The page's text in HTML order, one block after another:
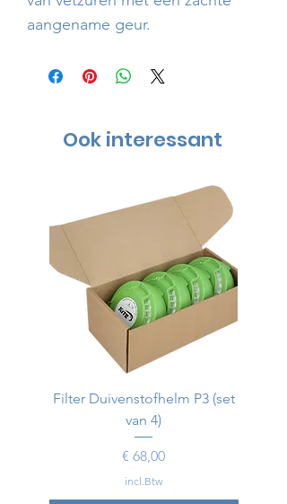
aangename geur.
Ook interessant
Filter Duivenstofhelm P3 (set
van 4)
Prijs
€ 68,00
incl.Btw